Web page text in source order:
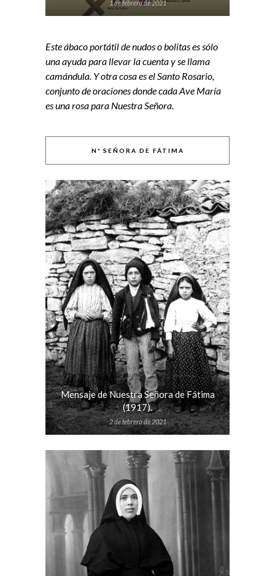
1 de febrero de 2021
Este ábaco portátil de nudos o bolitas es sólo
una ayuda para llevar la cuenta y se llama
camándula. Y otra cosa es el Santo Rosario,
conjunto de oraciones donde cada Ave María
es una rosa para Nuestra Señora.
Nª SEÑORA DE FÁTIMA
Mensaje de Nuestra Señora de Fátima
(1917).
2 de febrero de 2021